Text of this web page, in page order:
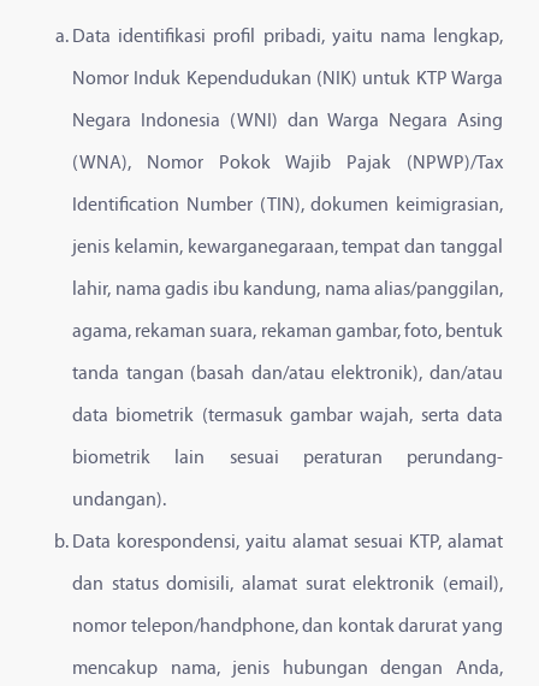
Data identifikasi profil pribadi, yaitu nama lengkap,
Nomor Induk Kependudukan (NIK) untuk KTP Warga
Negara Indonesia (WNI) dan Warga Negara Asing
(WNA), Nomor Pokok Wajib Pajak (NPWP)/Tax
Identification Number (TIN), dokumen keimigrasian,
jenis kelamin, kewarganegaraan, tempat dan tanggal
lahir, nama gadis ibu kandung, nama alias/panggilan,
agama, rekaman suara, rekaman gambar, foto, bentuk
tanda tangan (basah dan/atau elektronik), dan/atau
data biometrik (termasuk gambar wajah, serta data
biometrik lain sesuai peraturan perundang-
undangan).
Data korespondensi, yaitu alamat sesuai KTP, alamat
dan status domisili, alamat surat elektronik (email),
nomor telepon/handphone, dan kontak darurat yang
mencakup nama, jenis hubungan dengan Anda,